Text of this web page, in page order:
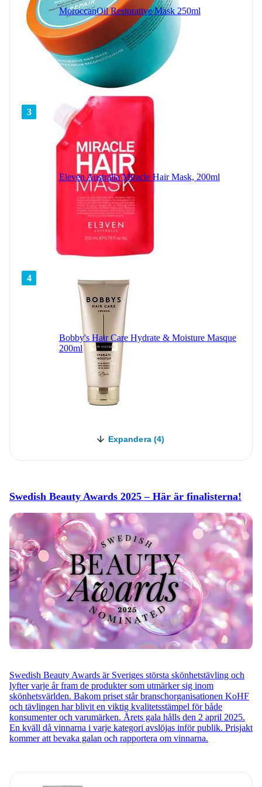
MoroccanOil Restorative Mask 250ml
3
Eleven Australia Miracle Hair Mask, 200ml
4
Bobby's Hair Care Hydrate & Moisture Masque
200ml
Expandera (4)
Swedish Beauty Awards 2025 – Här är finalisterna!
Swedish Beauty Awards är Sveriges största skönhetstävling och
lyfter varje år fram de produkter som utmärker sig inom
skönhetsvärlden. Bakom priset står branschorganisationen KoHF
och tävlingen har blivit en viktig kvalitetsstämpel för både
konsumenter och varumärken. Årets gala hålls den 2 april 2025.
En kväll då vinnarna i varje kategori avslöjas inför publik. Prisjakt
kommer att bevaka galan och rapportera om vinnarna.